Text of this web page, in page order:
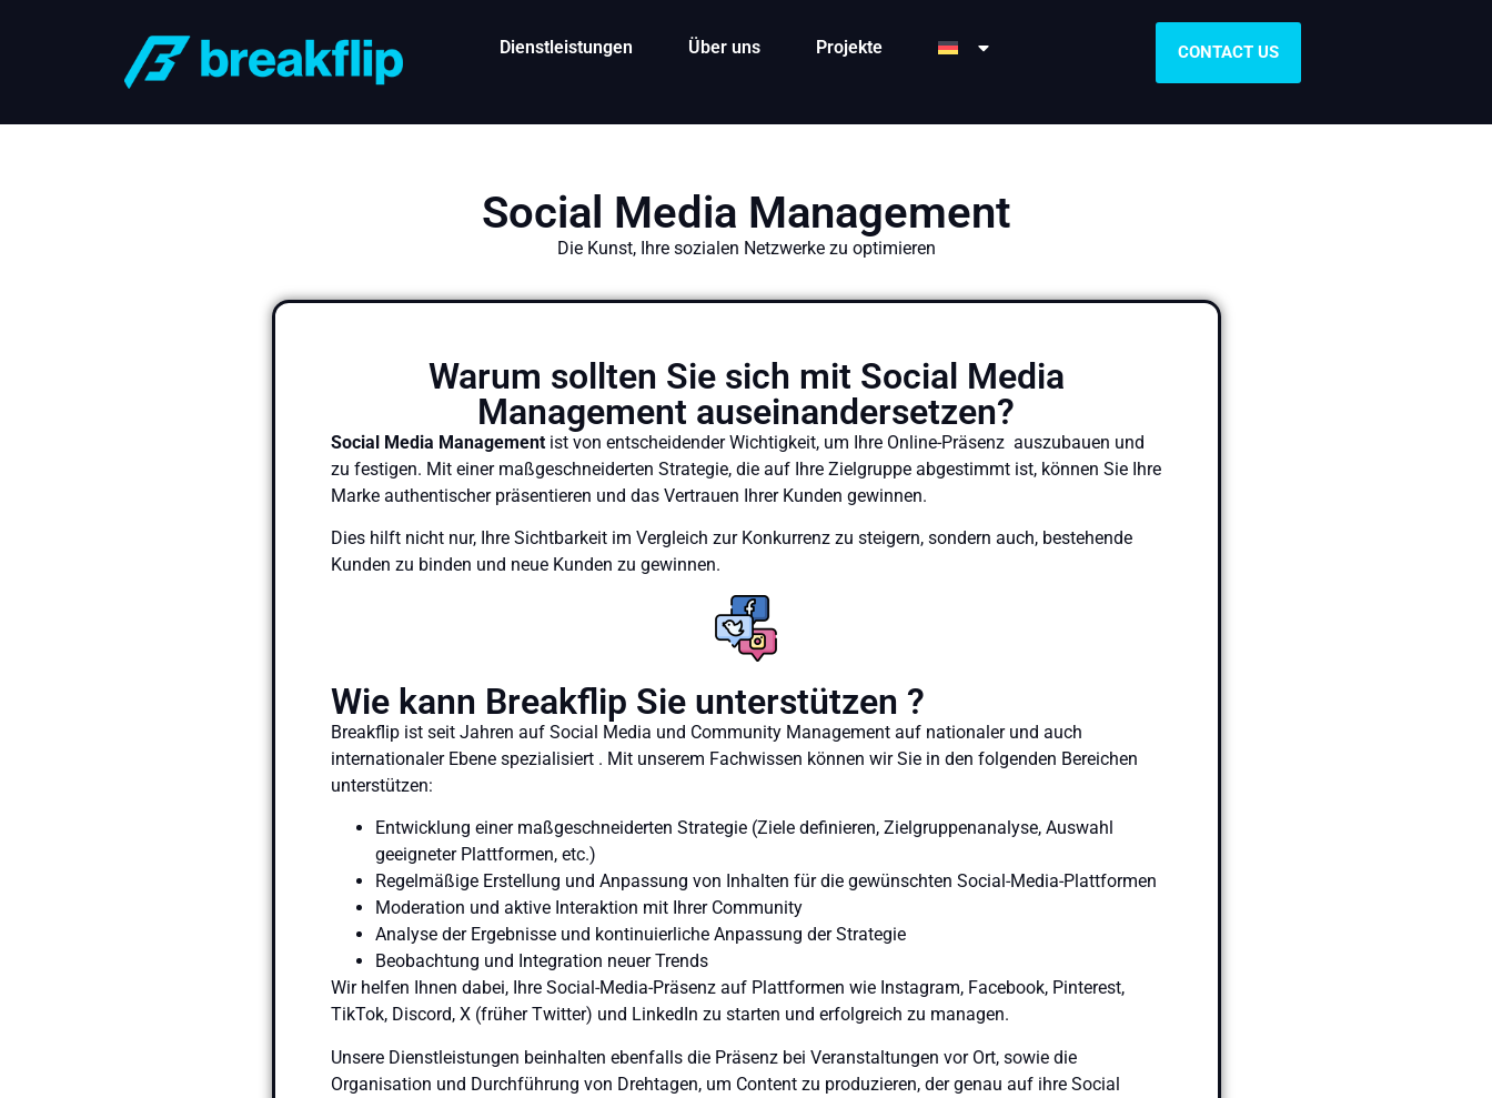
Dienstleistungen Über uns Projekte CONTACT US
Social Media Management
Die Kunst, Ihre sozialen Netzwerke zu optimieren
Warum sollten Sie sich mit Social Media
Management auseinandersetzen?
Social Media Managementist von entscheidender Wichtigkeit, um Ihre Online-Präsenz auszubauen und
zu festigen. Mit einer maßgeschneiderten Strategie, die auf Ihre Zielgruppe abgestimmt ist, können Sie Ihre
Marke authentischer präsentieren und das Vertrauen Ihrer Kunden gewinnen.
Dies hilft nicht nur, Ihre Sichtbarkeit im Vergleich zur Konkurrenz zu steigern, sondern auch, bestehende
Kunden zu binden und neue Kunden zu gewinnen.
Wie kann Breakflip Sie unterstützen ?
Breakflip ist seit Jahren auf Social Media und Community Management auf nationaler und auch
internationaler Ebene spezialisiert . Mit unserem Fachwissen können wir Sie in den folgenden Bereichen
unterstützen:
Entwicklung einer maßgeschneiderten Strategie (Ziele definieren, Zielgruppenanalyse, Auswahl
geeigneter Plattformen, etc.)
Regelmäßige Erstellung und Anpassung von Inhalten für die gewünschten Social-Media-Plattformen
Moderation und aktive Interaktion mit Ihrer Community
Analyse der Ergebnisse und kontinuierliche Anpassung der Strategie
Beobachtung und Integration neuer Trends
Wir helfen Ihnen dabei, Ihre Social-Media-Präsenz auf Plattformen wie Instagram, Facebook, Pinterest,
TikTok, Discord, X (früher Twitter) und LinkedIn zu starten und erfolgreich zu managen.
Unsere Dienstleistungen beinhalten ebenfalls die Präsenz bei Veranstaltungen vor Ort, sowie die
Organisation und Durchführung von Drehtagen, um Content zu produzieren, der genau auf ihre Social